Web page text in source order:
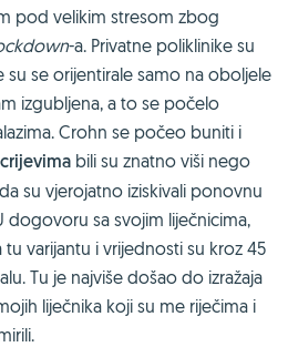
pod velikim stresom zbog
-a. Privatne poliklinike su
su se orijentirale samo na oboljele
izgubljena, a to se počelo
Crohn se počeo buniti i
bili su znatno viši nego
su vjerojatno iziskivali ponovnu
dogovoru sa svojim liječnicima,
tu varijantu i vrijednosti su kroz 45
Tu je najviše došao do izražaja
liječnika koji su me riječima i